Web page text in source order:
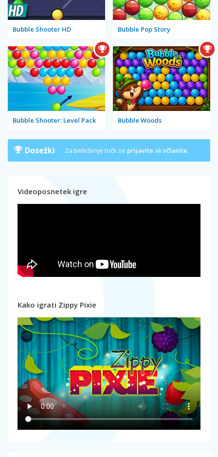
Bubble Shooter HD Bubble Pop Story
Bubble Shooter: Level Pack Bubble Woods
Dosežki Za beleženje točk se prijavite ali včlanite.
Videoposnetek igre
Kako igrati Zippy Pixie